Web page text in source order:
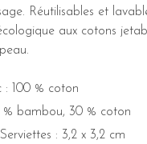
Réutilisables et
aux cotons
: 100 % coton
% bambou, 30 % coton
: 3,2 x 3,2 cm